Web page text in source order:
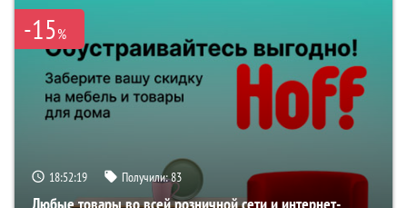
-15%
18:52:18 Получили:83